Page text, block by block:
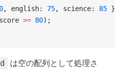
, english: 75, science: 85
>= 80);
は空の配列として処理さ